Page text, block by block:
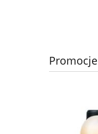
Promocje